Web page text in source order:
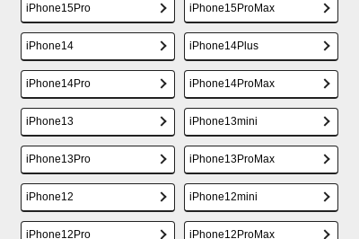
iPhone15Pro iPhone15ProMax
iPhone14 iPhone14Plus
iPhone14Pro iPhone14ProMax
iPhone13 iPhone13mini
iPhone13Pro iPhone13ProMax
iPhone12 iPhone12mini
iPhone12Pro iPhone12ProMax